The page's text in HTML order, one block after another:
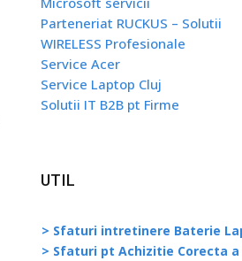
Parteneriat RUCKUS – Solutii
WIRELESS Profesionale
Service Acer
Service Laptop Cluj
Solutii IT B2B pt Firme
UTIL
> Sfaturi intretinere Baterie
> Sfaturi pt Achizitie Corecta a